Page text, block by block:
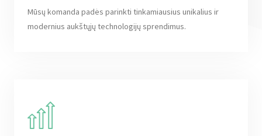
Mūsų komanda padės parinkti tinkamiausius unikalius ir
modernius aukštųjų technologijų sprendimus.